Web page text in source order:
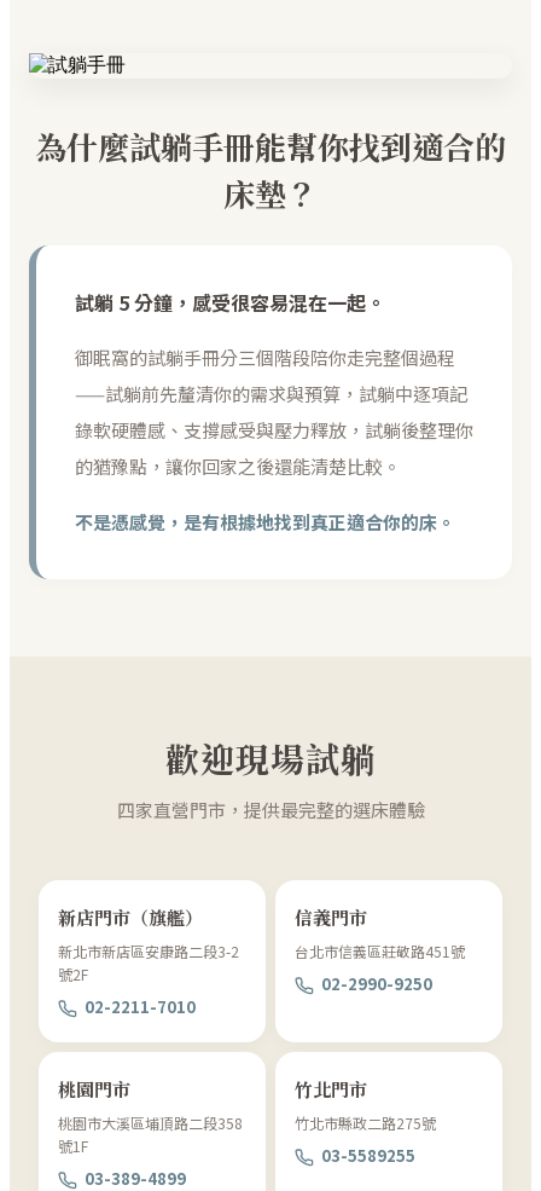
為什麼試躺手冊能幫你找到適合的
床墊？
試躺 5 分鐘，感受很容易混在一起。
御眠窩的試躺手冊分三個階段陪你走完整個過程
——試躺前先釐清你的需求與預算，試躺中逐項記
錄軟硬體感、支撐感受與壓力釋放，試躺後整理你
的猶豫點，讓你回家之後還能清楚比較。
不是憑感覺，是有根據地找到真正適合你的床。
歡迎現場試躺
四家直營門市，提供最完整的選床體驗
新店門市（旗艦）
新北市新店區安康路二段3-2
號2F
02-2211-7010
信義門市
台北市信義區莊敬路451號
02-2990-9250
桃園門市
桃園市大溪區埔頂路二段358
號1F
03-389-4899
竹北門市
竹北市縣政二路275號
03-5589255